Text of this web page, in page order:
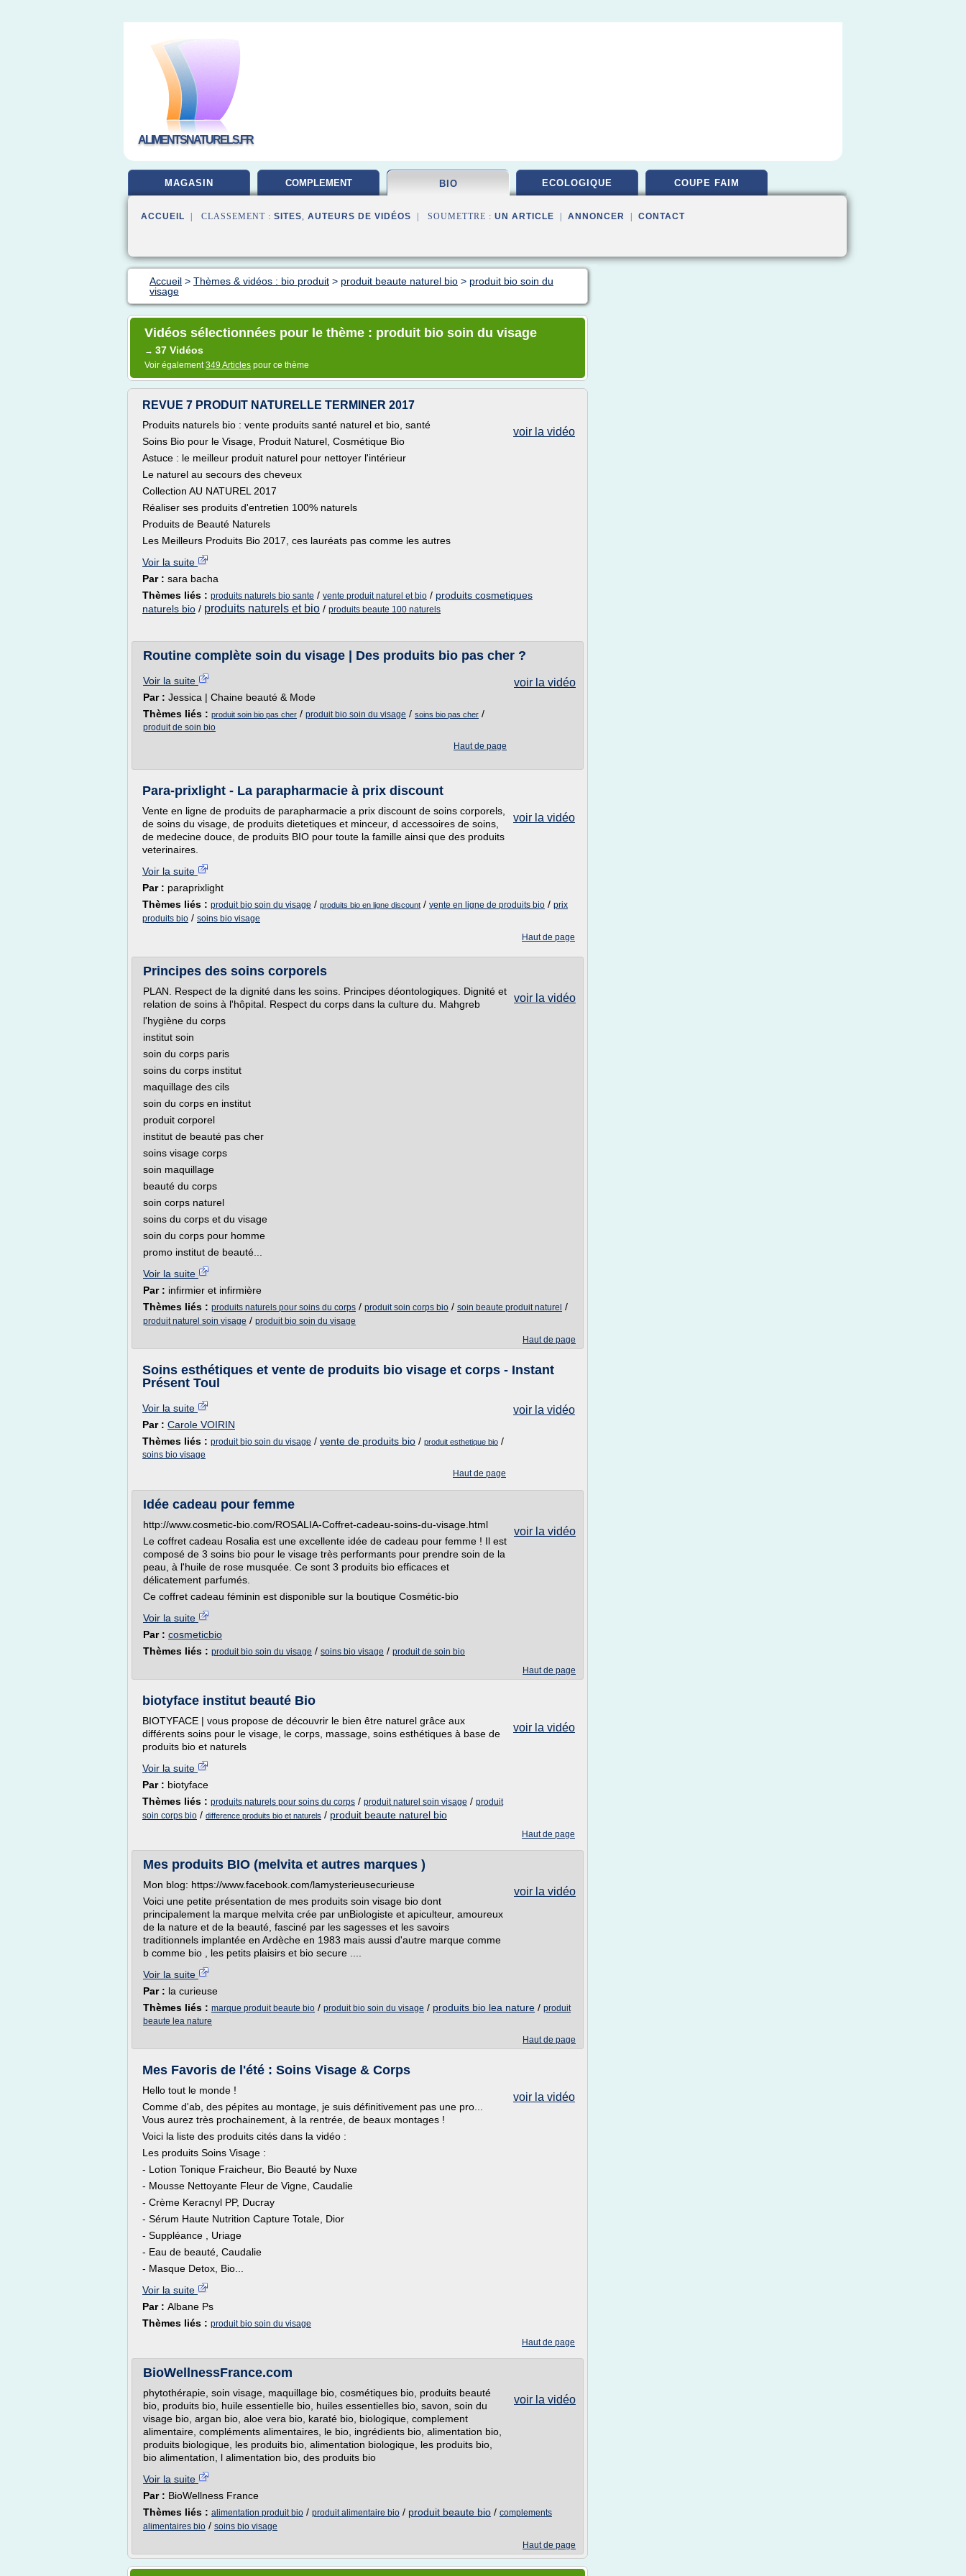
ALIMENTSNATURELS.FR
MAGASIN COMPLEMENT BIO ECOLOGIQUE COUPE FAIM
ACCUEIL | CLASSEMENT : SITES, AUTEURS DE VIDÉOS | SOUMETTRE : UN ARTICLE ANNONCER CONTACT
Accueil > Thèmes & vidéos : bio produit > produit beaute naturel bio > produit bio soin du
visage
Vidéos sélectionnées pour le thème : produit bio soin du visage
→ 37 Vidéos
Voir également349 Articles pour ce thème
REVUE 7 PRODUIT NATURELLE TERMINER 2017
voir la vidéo
Produits naturels bio : vente produits santé naturel et bio, santé
Soins Bio pour le Visage, Produit Naturel, Cosmétique Bio
Astuce : le meilleur produit naturel pour nettoyer l'intérieur
Le naturel au secours des cheveux
Collection AU NATUREL 2017
Réaliser ses produits d'entretien 100% naturels
Produits de Beauté Naturels
Les Meilleurs Produits Bio 2017, ces lauréats pas comme les autres
Voir la suite
Par : sara bacha
Thèmes liés : produits naturels bio sante / vente produit naturel et bio / produits cosmetiques
naturels bio / produits naturels et bio / produits beaute 100 naturels
Routine complète soin du visage | Des produits bio pas cher ?
voir la vidéo
Voir la suite
Par : Jessica | Chaine beauté & Mode
Thèmes liés : produit soin bio pas cher / produit bio soin du visage / soins bio pas cher /
produit de soin bio
Haut de page
Para-prixlight - La parapharmacie à prix discount
voir la vidéo
Vente en ligne de produits de parapharmacie a prix discount de soins corporels,
de soins du visage, de produits dietetiques et minceur, d accessoires de soins,
de medecine douce, de produits BIO pour toute la famille ainsi que des produits
veterinaires.
Voir la suite
Par : paraprixlight
Thèmes liés : produit bio soin du visage / produits bio en ligne discount / vente en ligne de produits bio / prix
produits bio / soins bio visage
Haut de page
Principes des soins corporels
voir la vidéo
PLAN. Respect de la dignité dans les soins. Principes déontologiques. Dignité et
relation de soins à l'hôpital. Respect du corps dans la culture du. Mahgreb
l'hygiène du corps
institut soin
soin du corps paris
soins du corps institut
maquillage des cils
soin du corps en institut
produit corporel
institut de beauté pas cher
soins visage corps
soin maquillage
beauté du corps
soin corps naturel
soins du corps et du visage
soin du corps pour homme
promo institut de beauté...
Voir la suite
Par : infirmier et infirmière
Thèmes liés : produits naturels pour soins du corps / produit soin corps bio / soin beaute produit naturel /
produit naturel soin visage / produit bio soin du visage
Haut de page
Soins esthétiques et vente de produits bio visage et corps - Instant
Présent Toul
voir la vidéo
Voir la suite
Par : Carole VOIRIN
Thèmes liés : produit bio soin du visage / vente de produits bio / produit esthetique bio /
soins bio visage
Haut de page
Idée cadeau pour femme
voir la vidéo
http://www.cosmetic-bio.com/ROSALIA-Coffret-cadeau-soins-du-visage.html
Le coffret cadeau Rosalia est une excellente idée de cadeau pour femme ! Il est
composé de 3 soins bio pour le visage très performants pour prendre soin de la
peau, à l'huile de rose musquée. Ce sont 3 produits bio efficaces et
délicatement parfumés.
Ce coffret cadeau féminin est disponible sur la boutique Cosmétic-bio
Voir la suite
Par : cosmeticbio
Thèmes liés : produit bio soin du visage / soins bio visage / produit de soin bio
Haut de page
biotyface institut beauté Bio
voir la vidéo
BIOTYFACE | vous propose de découvrir le bien être naturel grâce aux
différents soins pour le visage, le corps, massage, soins esthétiques à base de
produits bio et naturels
Voir la suite
Par : biotyface
Thèmes liés : produits naturels pour soins du corps / produit naturel soin visage / produit
soin corps bio / difference produits bio et naturels / produit beaute naturel bio
Haut de page
Mes produits BIO (melvita et autres marques )
voir la vidéo
Mon blog: https://www.facebook.com/lamysterieusecurieuse
Voici une petite présentation de mes produits soin visage bio dont
principalement la marque melvita crée par unBiologiste et apiculteur, amoureux
de la nature et de la beauté, fasciné par les sagesses et les savoirs
traditionnels implantée en Ardèche en 1983 mais aussi d'autre marque comme
b comme bio , les petits plaisirs et bio secure ....
Voir la suite
Par : la curieuse
Thèmes liés : marque produit beaute bio / produit bio soin du visage / produits bio lea nature / produit
beaute lea nature
Haut de page
Mes Favoris de l'été : Soins Visage & Corps
voir la vidéo
Hello tout le monde !
Comme d'ab, des pépites au montage, je suis définitivement pas une pro...
Vous aurez très prochainement, à la rentrée, de beaux montages !
Voici la liste des produits cités dans la vidéo :
Les produits Soins Visage :
- Lotion Tonique Fraicheur, Bio Beauté by Nuxe
- Mousse Nettoyante Fleur de Vigne, Caudalie
- Crème Keracnyl PP, Ducray
- Sérum Haute Nutrition Capture Totale, Dior
- Suppléance , Uriage
- Eau de beauté, Caudalie
- Masque Detox, Bio...
Voir la suite
Par : Albane Ps
Thèmes liés : produit bio soin du visage
Haut de page
BioWellnessFrance.com
voir la vidéo
phytothérapie, soin visage, maquillage bio, cosmétiques bio, produits beauté
bio, produits bio, huile essentielle bio, huiles essentielles bio, savon, soin du
visage bio, argan bio, aloe vera bio, karaté bio, biologique, complement
alimentaire, compléments alimentaires, le bio, ingrédients bio, alimentation bio,
produits biologique, les produits bio, alimentation biologique, les produits bio,
bio alimentation, l alimentation bio, des produits bio
Voir la suite
Par : BioWellness France
Thèmes liés : alimentation produit bio / produit alimentaire bio / produit beaute bio / complements
alimentaires bio / soins bio visage
Haut de page